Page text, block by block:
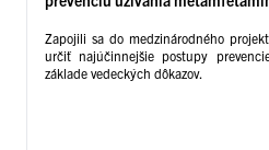
Zapojili sa do medzinárodného
určiť najúčinnejšie postupy
základe vedeckých dôkazov.